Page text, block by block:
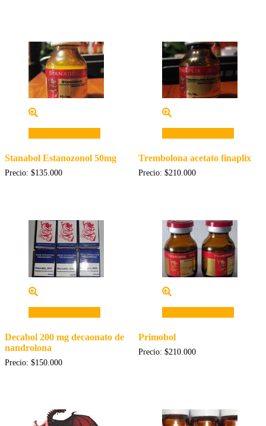
Stanabol Estanozonol 50mg
Precio: $135.000
Trembolona acetato finaplix
Precio: $210.000
Decabol 200 mg decaonato de
nandrolona
Precio: $150.000
Primobol
Precio: $210.000